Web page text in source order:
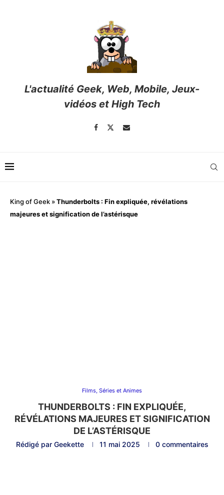
L'actualité Geek, Web, Mobile, Jeux-
vidéos et High Tech
King of Geek »Thunderbolts : Fin expliquée, révélations
majeures et signification de l’astérisque
Films, Séries et Animes
THUNDERBOLTS : FIN EXPLIQUÉE,
RÉVÉLATIONS MAJEURES ET SIGNIFICATION
DE L’ASTÉRISQUE
Rédigé par Geekette 11 mai 2025 0 commentaires